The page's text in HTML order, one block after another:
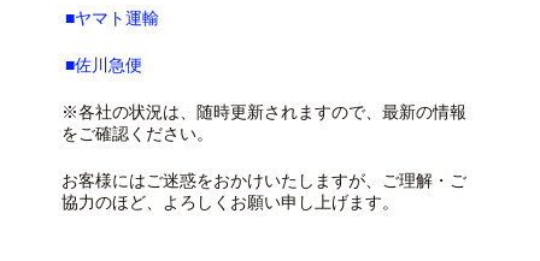
■ヤマト運輸
■佐川急便
※各社の状況は、随時更新されますので、最新の情報
をご確認ください。
お客様にはご迷惑をおかけいたしますが、ご理解・ご
協力のほど、よろしくお願い申し上げます。